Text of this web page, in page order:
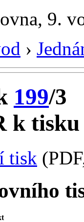
9.
›
199/3
k
tisk